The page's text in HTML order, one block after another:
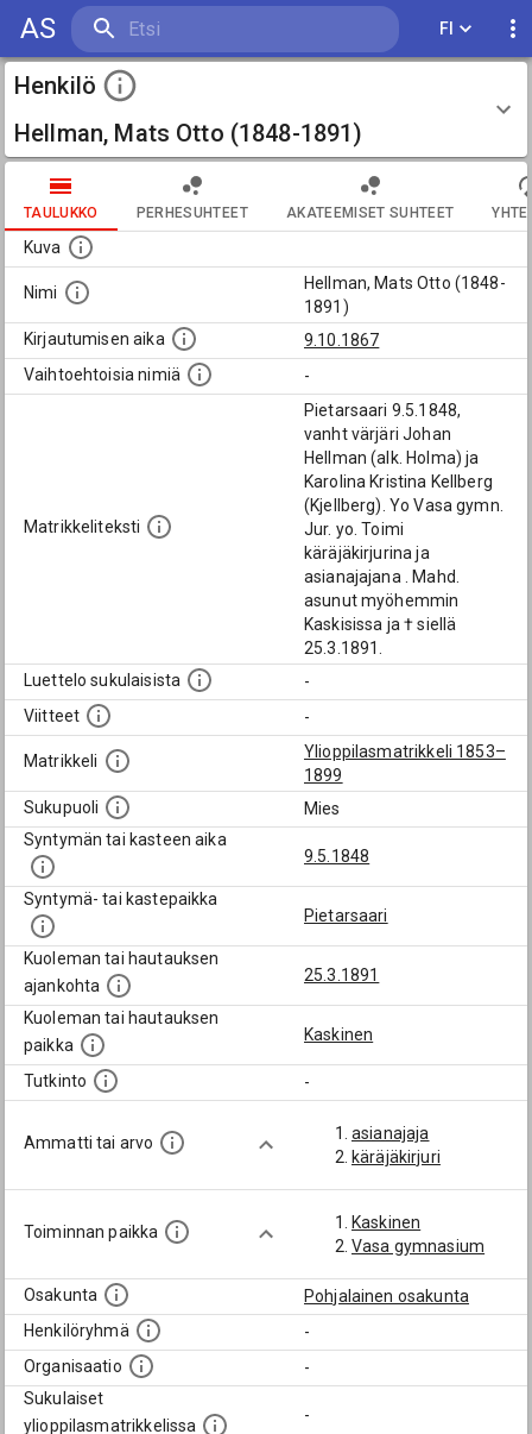
AS FI
Henkilö
Hellman, Mats Otto (1848-1891)
TAULUKKO PERHESUHTEET AKATEEMISET SUHTEET
Kuva
Nimi
Hellman, Mats Otto (1848-
1891)
Kirjautumisen aika
9.10.1867
Vaihtoehtoisia nimiä
-
Matrikkeliteksti
Pietarsaari 9.5.1848,
vanht värjäri Johan
Hellman (alk. Holma) ja
Karolina Kristina Kellberg
(Kjellberg). Yo Vasa gymn.
Jur. yo. Toimi
käräjäkirjurina ja
asianajajana . Mahd.
asunut myöhemmin
Kaskisissa ja † siellä
25.3.1891.
Luettelo sukulaisista
-
Viitteet
-
Matrikkeli
Ylioppilasmatrikkeli 1853–
1899
Sukupuoli
Mies
Syntymän tai kasteen aika
9.5.1848
Syntymä- tai kastepaikka
Pietarsaari
Kuoleman tai hautauksen
ajankohta
25.3.1891
Kuoleman tai hautauksen
paikka
Kaskinen
Tutkinto -
Ammatti tai arvo
asianajaja
käräjäkirjuri
Toiminnan paikka
Kaskinen
Vasa gymnasium
Osakunta
Pohjalainen osakunta
Henkilöryhmä
-
Organisaatio
-
Sukulaiset
ylioppilasmatrikkelissa
-